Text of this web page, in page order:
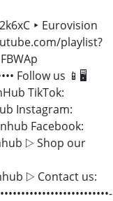
‣ Eurovision
playlist?
Follow us 📱🖥
TikTok:
Instagram:
Facebook:
▷ Shop our
▷ Contact us: